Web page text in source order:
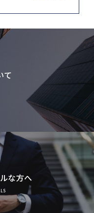
て
な方へ